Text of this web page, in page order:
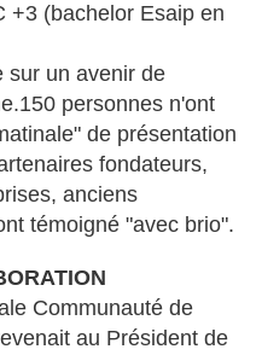
+3 (bachelor Esaip en
sur un avenir de
personnes n'ont
de présentation
fondateurs,
anciens
témoigné "avec brio".
Communauté de
au Président de